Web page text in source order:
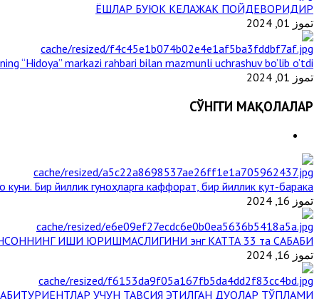
ЁШЛАР БУЮК КЕЛАЖАК ПОЙДЕВОРИДИР
تموز 01, 2024
“Hidoya” markazi rahbari bilan mazmunli uchrashuv bo’lib o’tdi
تموز 01, 2024
СЎНГГИ МАҚОЛАЛАР
Бир йиллик гуноҳларга каффорат, бир йиллик қут-барака
تموز 16, 2024
ИШИ ЮРИШМАСЛИГИНИ энг КАТТА 33 та САБАБИ
تموز 16, 2024
АБИТУРИЕНТЛАР УЧУН ТАВСИЯ ЭТИЛГАН ДУОЛАР ТЎПЛАМИ